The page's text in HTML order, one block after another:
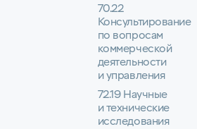
70.22
Консультирование
по вопросам
коммерческой
деятельности
и управления
72.19 Научные
и технические
исследования